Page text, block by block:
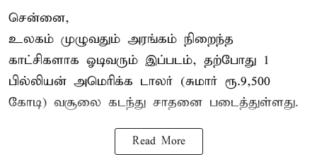
சென்னை,
உலகம் முழுவதும் அரங்கம் நிறைந்த
காட்சிகளாக ஓடிவரும் இப்படம், தற்போது 1
பில்லியன் அமெரிக்க டாலர் (சுமார் ரூ.9,500
கோடி) வசூலை கடந்து சாதனை படைத்துள்ளது.
Read More